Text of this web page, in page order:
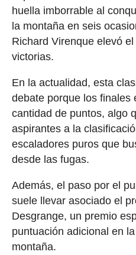
huella imborrable al
la montaña en seis
Richard Virenque elevó
victorias.
En la actualidad, esta
debate porque los finales
cantidad de puntos, algo
aspirantes a la
escaladores puros que
desde las fugas.
Además, el paso por el
suele llevar asociado el
Desgrange, un premio
puntuación adicional en
montaña.